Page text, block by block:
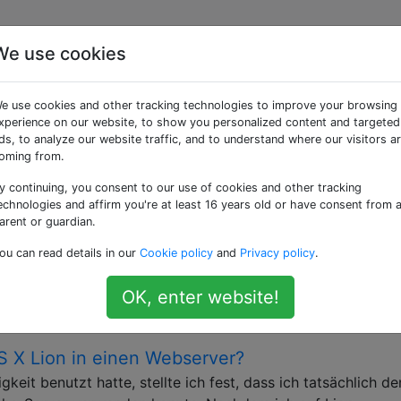
Fragen
Transfer Protocol) verwendet, um die
den HTTP-Clients ihrer Computer weitergeleitet werden.
Ordner als unter Quarantäne zu stellen?
nennen wir es Foo, aus dem ich eine Wordpress-Site-in-
Dies funktionierte einwandfrei, ich hatte foo.locales
von dort über meinen Laptop auf die Site zugegriffen.
auf die Website zuzugreifen. Ich …
X Lion in einen Webserver?
benutzt hatte, stellte ich fest, dass ich tatsächlich
use cookies
use cookies and other tracking technologies to improve your browsing
on our website, to show you personalized content and targeted
to analyze our website traffic, and to understand where our visitors
from.
continuing, you consent to our use of cookies and other tracking
and affirm you're at least 16 years old or have consent from a
or guardian.
can read details in our Cookie policy and Privacy policy.
OK, enter website!